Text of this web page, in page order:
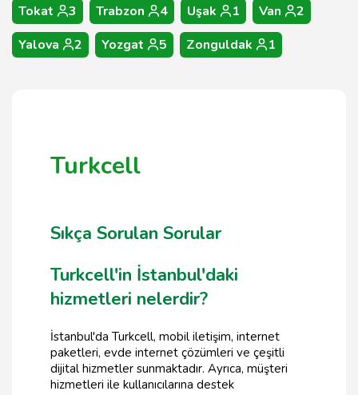
Tokat
3 Trabzon 4 Uşak 1 Van
2
Yalova
2 Yozgat 5 Zonguldak 1
Turkcell
Sıkça Sorulan Sorular
Turkcell'in İstanbul'daki
hizmetleri nelerdir?
İstanbul'da Turkcell, mobil iletişim, internet
paketleri, evde internet çözümleri ve çeşitli
dijital hizmetler sunmaktadır. Ayrıca, müşteri
hizmetleri ile kullanıcılarına destek